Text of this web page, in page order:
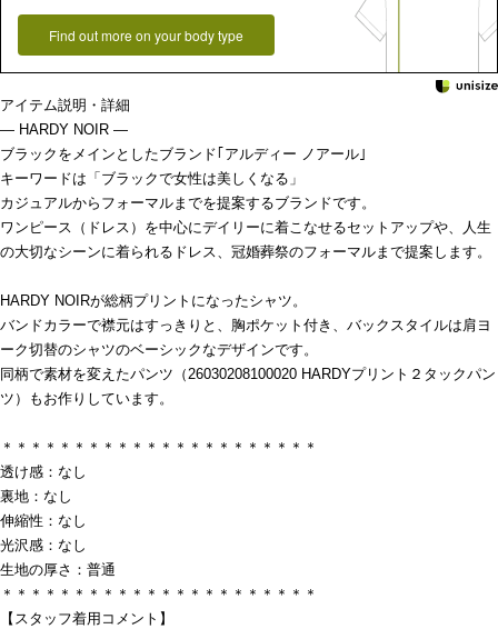
Find out more on your body type
アイテム説明・詳細
― HARDY NOIR ―
ブラックをメインとしたブランド｢アルディー ノアール｣
キーワードは「ブラックで女性は美しくなる」
カジュアルからフォーマルまでを提案するブランドです。
ワンピース（ドレス）を中心にデイリーに着こなせるセットアップや、人生
の大切なシーンに着られるドレス、冠婚葬祭のフォーマルまで提案します。
HARDY NOIRが総柄プリントになったシャツ。
バンドカラーで襟元はすっきりと、胸ポケット付き、バックスタイルは肩ヨ
ーク切替のシャツのベーシックなデザインです。
同柄で素材を変えたパンツ（26030208100020 HARDYプリント２タックパン
ツ）もお作りしています。
＊＊＊＊＊＊＊＊＊＊＊＊＊＊＊＊＊＊＊＊＊＊
透け感：なし
裏地：なし
伸縮性：なし
光沢感：なし
生地の厚さ：普通
＊＊＊＊＊＊＊＊＊＊＊＊＊＊＊＊＊＊＊＊＊＊
【スタッフ着用コメント】